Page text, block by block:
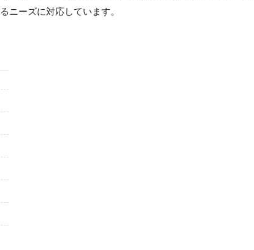
ニーズに対応しています。